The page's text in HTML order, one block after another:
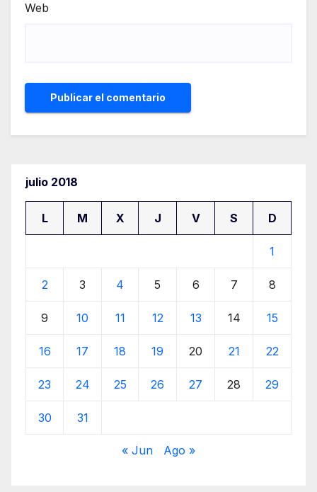
Web
julio 2018
L M X J V S D
1
2 3 4 5 6 7 8
9 10 11 12 13 14 15
16 17 18 19 20 21 22
23 24 25 26 27 28 29
30 31
« Jun Ago »